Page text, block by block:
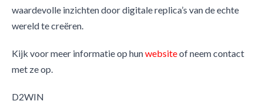
waardevolle inzichten door digitale replica’s van de echte
wereld te creëren.
Kijk voor meer informatie op hunwebsiteof neem contact
met ze op.
D2WIN